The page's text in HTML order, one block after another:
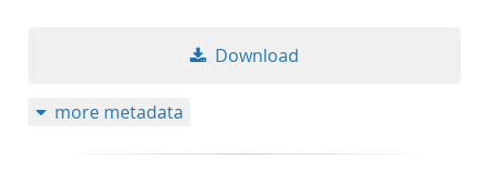
Download
more metadata